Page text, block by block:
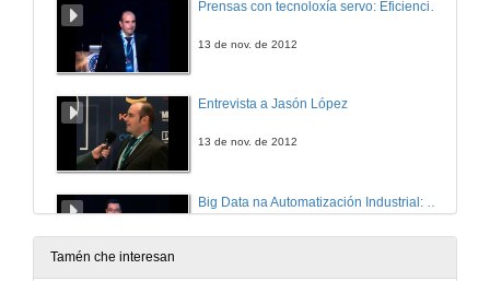
13 de nov. de 2012
Entrevista a Jasón López
13 de nov. de 2012
13 de nov. de 2012
Tamén che interesan